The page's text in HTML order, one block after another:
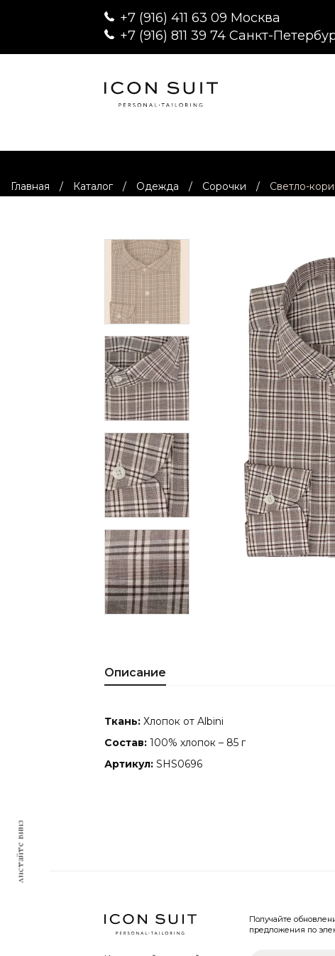
+7 (916) 411 63 09 Москва
+7 (916) 811 39 74 Санкт-
Главная / Каталог / Одежда / Сорочки / Светло-
Описание
Ткань: Хлопок от Albini
Состав: 100% хлопок – 85 г
Артикул: SHS0696
листайте вниз
Получайте
предложения по